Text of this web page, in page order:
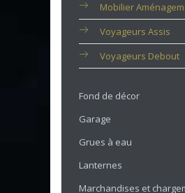
Mobilier
Voyageurs Assis
Voyageurs Debout
Fond de décor
Garage
Grues à eau
Lanternes
Marchandises et